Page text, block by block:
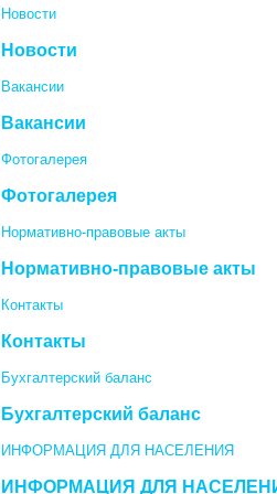
Новости
Новости
Вакансии
Вакансии
Фотогалерея
Фотогалерея
Нормативно-правовые акты
Нормативно-правовые акты
Контакты
Контакты
Бухгалтерский баланс
Бухгалтерский баланс
ИНФОРМАЦИЯ ДЛЯ НАСЕЛЕНИЯ
ИНФОРМАЦИЯ ДЛЯ